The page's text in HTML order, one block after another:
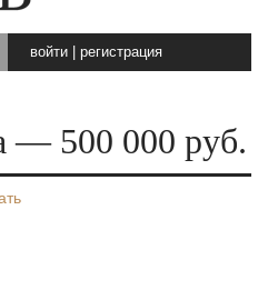
войти регистрация
— 500 000 руб.